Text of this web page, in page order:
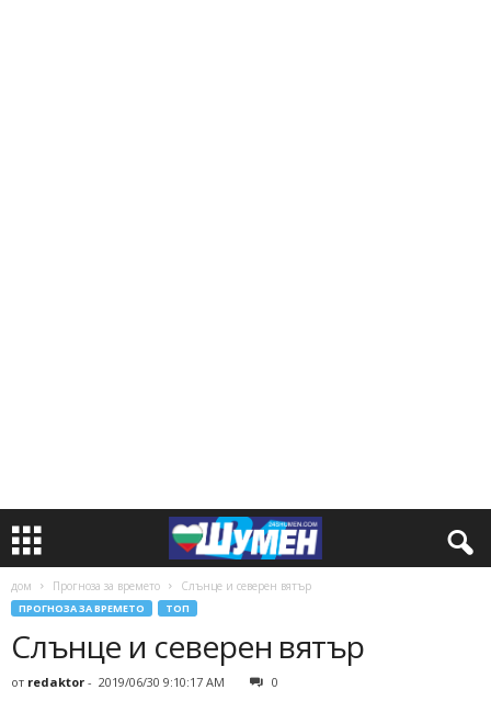
дом Прогноза за времето Слънце и северен вятър
ПРОГНОЗА ЗА ВРЕМЕТО ТОП
Слънце и северен вятър
от redaktor - 2019/06/30 9:10:17 AM 0